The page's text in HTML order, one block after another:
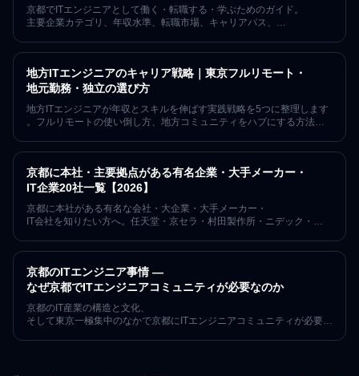
619名超の運営実績の視点でご案内します。
京都でITエンジニアとして働く・転職する・学ぶためのガイド。
主要企業カテゴリ、年収水準、転職市場、キャリアパス、
地方ITエンジニアのキャリア戦略｜東京フルリモート・
地元勤務・独立の選び方
地方ITエンジニアが年収とスキルを伸ばす実践戦略を5つに整理します
。フルリモートの使い倒し方、地方コミュニティをハブにする方法、
京都に本社・主要拠点がある有名企業・大手メーカー・
IT企業20社一覧【2026】
京都に本社がある有名な会社・大企業・大手メーカー・
IT会社を知りたい方へ。任天堂・京セラ・村田製作所・ニデック・
拠点を構える20社を業種カテゴリ別に事業領域・従業員規模・
公式URL付きで一覧化しました。転職・就職の企業選び4軸も解説。
619名）の現場視点でまとめています。
京都のITエンジニア事情 —
なぜ京都でITエンジニアコミュニティが必要なのか
京都のIT産業の構造と文化、
そして東京一極集中のなかで京都にITエンジニアコミュニティが必要な